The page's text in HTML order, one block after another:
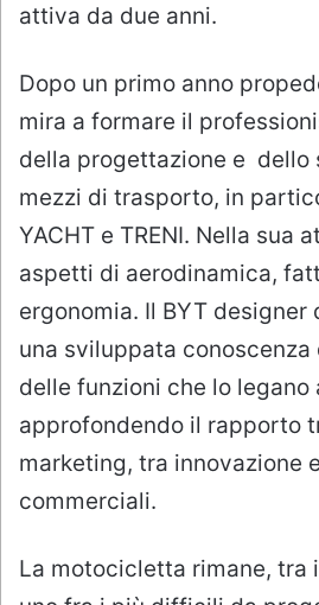
attiva da due anni.
Dopo un primo anno
mira a formare il
della progettazione e dello
mezzi di trasporto, in
YACHT e TRENI. Nella sua
aspetti di aerodinamica,
ergonomia. Il BYT designer
una sviluppata
delle funzioni che lo legano
approfondendo il rapporto
marketing, tra innovazione
commerciali.
La motocicletta rimane, tra